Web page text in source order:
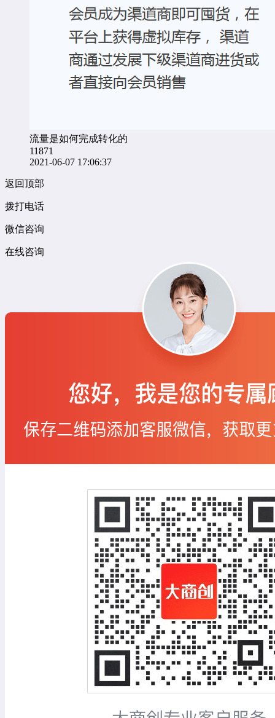
流量是如何完成转化的
11871
2021-06-07 17:06:37
返回顶部
拨打电话
微信咨询
在线咨询